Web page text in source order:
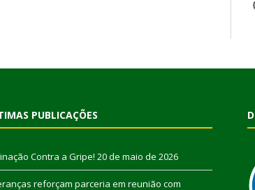
PUBLICAÇÕES
Contra a Gripe! 20 de maio de 2026
reforçam parceria em reunião com